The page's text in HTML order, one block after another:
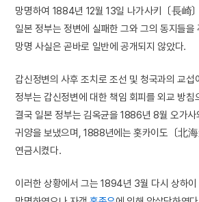
망명하여 1884년 12월 13일 나가사키〔長崎
일본 정부는 정변에 실패한 그와 그의 동지들을
망명 사실은 곧바로 일반에 공개되지 않았다.
갑신정변의 사후 조치로 조선 및 청국과의 교섭
정부는 갑신정변에 대한 책임 회피를 외교 방침
결국 일본 정부는 김옥균을 1886년 8월 오가
귀양을 보냈으며, 1888년에는 홋카이도〔北
연금시켰다.
이러한 상황에서 그는 1894년 3월 다시 상하